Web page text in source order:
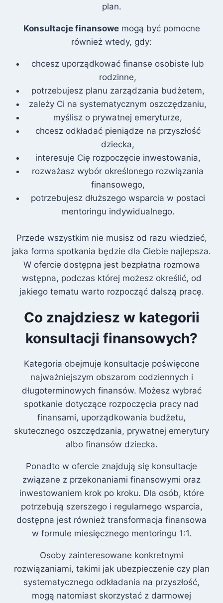
plan.
Konsultacje finansowemogą być pomocne
również wtedy, gdy:
chcesz uporządkować finanse osobiste lub
rodzinne,
potrzebujesz planu zarządzania budżetem,
zależy Ci na systematycznym oszczędzaniu,
myślisz o prywatnej emeryturze,
chcesz odkładać pieniądze na przyszłość
dziecka,
interesuje Cię rozpoczęcie inwestowania,
rozważasz wybór określonego rozwiązania
finansowego,
potrzebujesz dłuższego wsparcia w postaci
mentoringu indywidualnego.
Przede wszystkim nie musisz od razu wiedzieć,
jaka forma spotkania będzie dla Ciebie najlepsza.
W ofercie dostępna jest bezpłatna rozmowa
wstępna, podczas której możesz określić, od
jakiego tematu warto rozpocząć dalszą pracę.
Co znajdziesz w kategorii
konsultacji finansowych?
Kategoria obejmuje konsultacje poświęcone
najważniejszym obszarom codziennych i
długoterminowych finansów. Możesz wybrać
spotkanie dotyczące rozpoczęcia pracy nad
finansami, uporządkowania budżetu,
skutecznego oszczędzania, prywatnej emerytury
albo finansów dziecka.
Ponadto w ofercie znajdują się konsultacje
związane z przekonaniami finansowymi oraz
inwestowaniem krok po kroku. Dla osób, które
potrzebują szerszego i regularnego wsparcia,
dostępna jest również transformacja finansowa
w formule miesięcznego mentoringu 1:1.
Osoby zainteresowane konkretnymi
rozwiązaniami, takimi jak ubezpieczenie czy plan
systematycznego odkładania na przyszłość,
mogą natomiast skorzystać z darmowej